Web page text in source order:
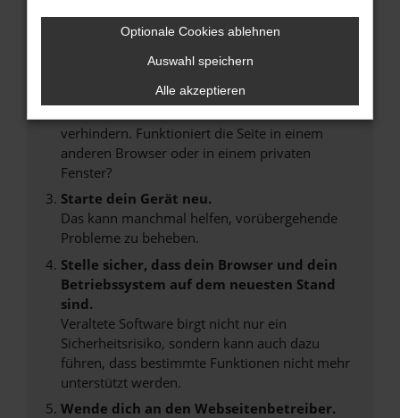
Laden andere Webseiten, zum Beispiel deine
Prüfe deine Browsererweiterungen.
Manche Erweiterungen, wie Werbeblocker,
verhindern. Funktioniert die Seite in einem
anderen Browser oder in einem privaten
Fenster?
Starte dein Gerät neu.
Das kann manchmal helfen, vorübergehende
Probleme zu beheben.
Stelle sicher, dass dein Browser und dein
Betriebssystem auf dem neuesten Stand
sind.
Veraltete Software birgt nicht nur ein
Sicherheitsrisiko, sondern kann auch dazu
führen, dass bestimmte Funktionen nicht mehr
unterstützt werden.
Wende dich an den Webseitenbetreiber.
Optionale Cookies ablehnen
Auswahl speichern
Alle akzeptieren